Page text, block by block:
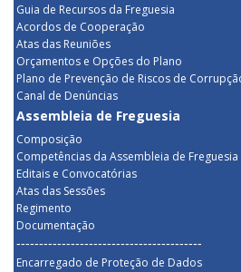
Guia de Recursos da Freguesia
Acordos de Cooperação
Atas das Reuniões
Orçamentos e Opções do Plano
Plano de Prevenção de Riscos de
Canal de Denúncias
Assembleia de Freguesia
Composição
Competências da Assembleia de Freguesia
Editais e Convocatórias
Atas das Sessões
Regimento
Documentação
-----------------------------------------
Encarregado de Proteção de Dados